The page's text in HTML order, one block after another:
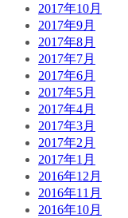
2017年10月
2017年9月
2017年8月
2017年7月
2017年6月
2017年5月
2017年4月
2017年3月
2017年2月
2017年1月
2016年12月
2016年11月
2016年10月